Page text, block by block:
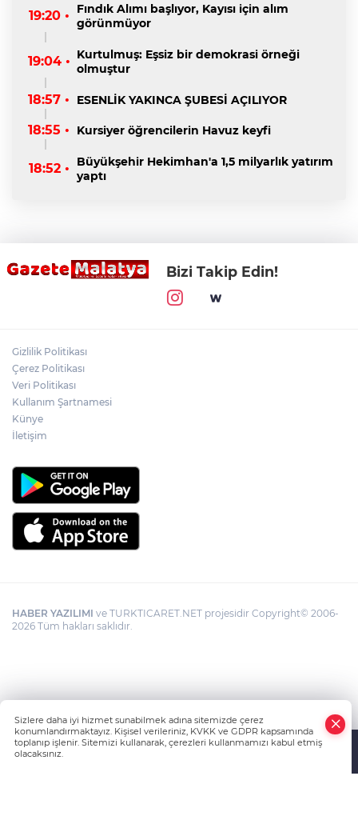
19:20 •
Fındık Alımı başlıyor, Kayısı için alım
görünmüyor
19:04 • Kurtulmuş: Eşsiz bir demokrasi örneği
olmuştur
18:57 • ESENLİK YAKINCA ŞUBESİ AÇILIYOR
18:55 • Kursiyer öğrencilerin Havuz keyfi
18:52 •
Büyükşehir Hekimhan'a 1,5 milyarlık yatırım
yaptı
Bizi Takip Edin!
Gizlilik Politikası
Çerez Politikası
Veri Politikası
Kullanım Şartnamesi
Künye
İletişim
HABER YAZILIMI ve TURKTICARET.NET projesidir Copyright© 2006-
2026 Tüm hakları saklıdır.
Sizlere daha iyi hizmet sunabilmek adına sitemizde çerez
konumlandırmaktayız. Kişisel verileriniz, KVKK ve GDPR kapsamında
toplanıp işlenir. Sitemizi kullanarak, çerezleri kullanmamızı kabul etmiş
olacaksınız.